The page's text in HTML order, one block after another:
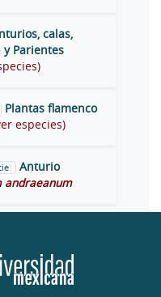
calas,
y Parientes
Plantas flamenco
especies)
Anturio
andraeanum